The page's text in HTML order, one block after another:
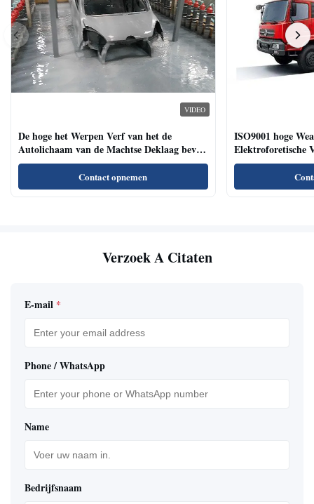
VIDEO
De hoge het Werpen Verf van het de
Autolichaam van de Machtse Deklaag bevat
geen Heavy metal
Contact opnemen
ISO9001 hoge
Elektroforetische
Bedrijfsvoertuigen
Verzoek A Citaten
E-mail *
Phone / WhatsApp
Name
Bedrijfsnaam